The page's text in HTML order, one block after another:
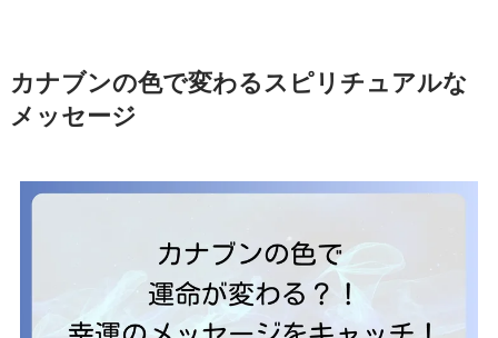
カナブンの色で変わるスピリチュアルな
メッセージ